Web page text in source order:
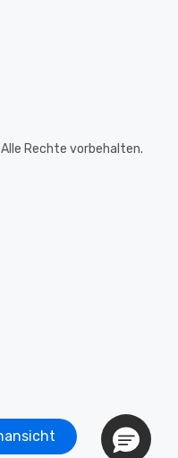
Rechte vorbehalten.